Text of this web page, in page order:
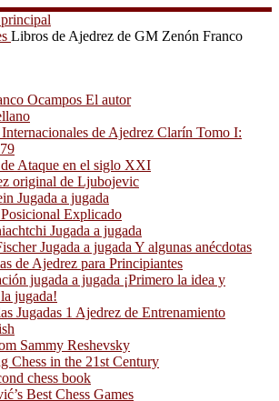
Libros de Ajedrez de GM Zenón Franco
Ocampos El autor
de Ajedrez Clarín Tomo I:
Ataque en el siglo XXI
original de Ljubojevic
Jugada a jugada
Explicado
Jugada a jugada
Jugada a jugada Y algunas anécdotas
de Ajedrez para Principiantes
jugada a jugada ¡Primero la idea y
jugada!
Jugadas 1 Ajedrez de Entrenamiento
Sammy Reshevsky
Chess in the 21st Century
chess book
Best Chess Games